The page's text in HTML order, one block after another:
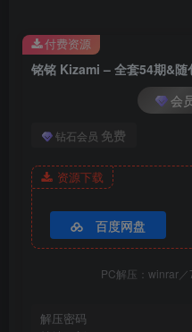
铭铭 Kizami – NO.046 エロ小悪
铭铭 Kizami – NO.045 透明メイ
铭铭 Kizami – NO.044 写真+自
铭铭 Kizami – NO.043 写真+自
铭铭 Kizami – NO.042 忍者vs.
铭铭 Kizami – NO.040 x軟妹搖
铭铭 Kizami – NO.039 [106P1V-
铭铭 Kizami – NO.038 [69P2V-
铭铭 Kizami – NO.037 [48P-
铭铭 Kizami – NO.036 自撮り
铭铭 Kizami – NO.035 x軟妹搖
铭铭 Kizami – NO.034 [81P-
铭铭 Kizami – 全套54期&
会
钻石会员 免费
资源下载
百度网盘
PC解压：winrar
解压密码
付费资源